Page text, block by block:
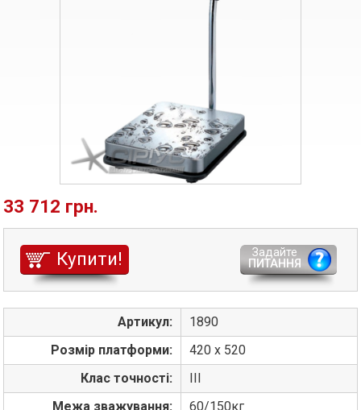
33 712 грн.
Купити!
Задайте
ПИТАННЯ
Артикул:
1890
Розмір платформи:
420 x 520
Клас точності:
ІІІ
Межа зважування:
60/150кг